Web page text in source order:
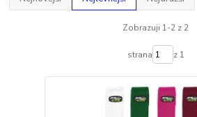
Zobrazuji 1-2 z 2
strana z 1